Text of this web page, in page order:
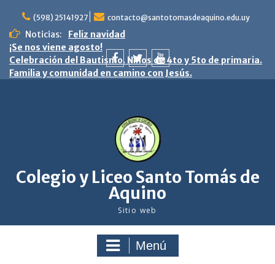
contenido
(598) 25141927 contacto@santotomasdeaquino.edu.uy
Noticias:
Feliz navidad
¡Se nos viene agosto!
Celebración del Bautismo. Niños de 4to y 5to de primaria.
Familia y comunidad en camino con Jesús.
facebooktwitteryoutube
Colegio y Liceo Santo Tomás de
Aquino
Sitio web
Menú